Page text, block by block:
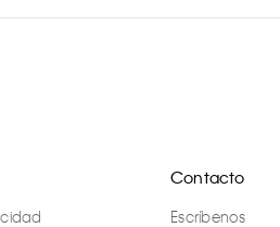
Contacto
Escríbenos